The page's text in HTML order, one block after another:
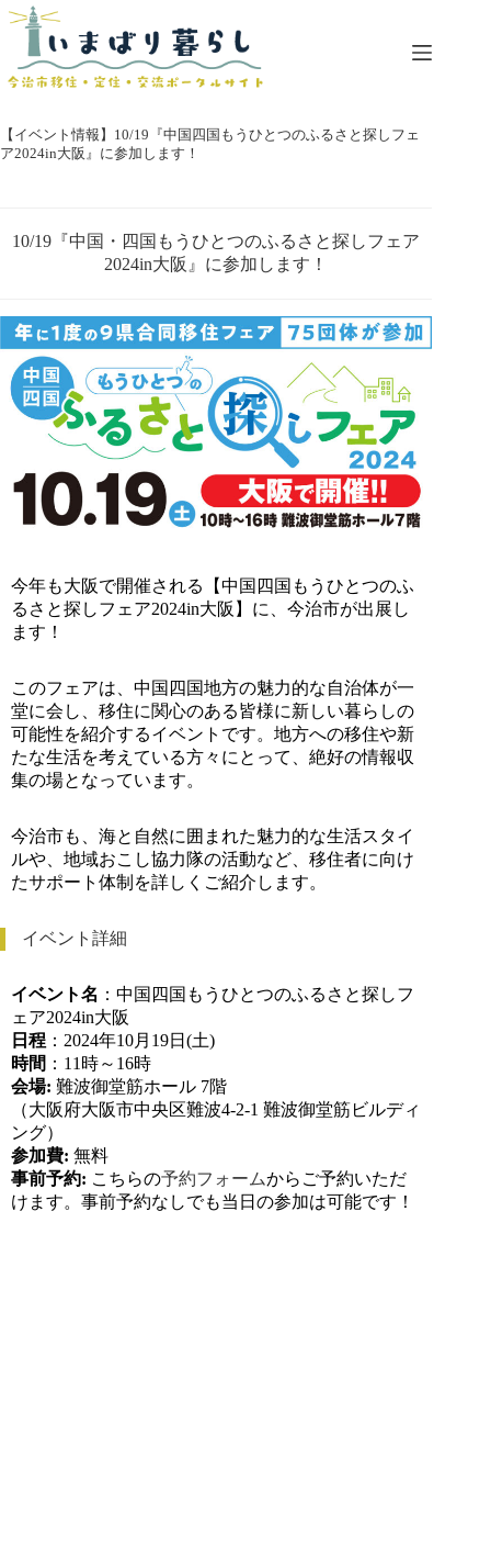
コ
ン
へ
ス
【イベント情報】10/19『中国四国もうひとつのふるさと探しフェ
ア2024in大阪』に参加します！
10/19『中国・四国もうひとつのふるさと探しフェア
2024in大阪』に参加します！
今年も大阪で開催される【中国四国もうひとつのふ
るさと探しフェア2024in大阪】に、今治市が出展し
ます！
このフェアは、中国四国地方の魅力的な自治体が一
堂に会し、移住に関心のある皆様に新しい暮らしの
可能性を紹介するイベントです。地方への移住や新
たな生活を考えている方々にとって、絶好の情報収
集の場となっています。
今治市も、海と自然に囲まれた魅力的な生活スタイ
ルや、地域おこし協力隊の活動など、移住者に向け
たサポート体制を詳しくご紹介します。
イベント詳細
イベント名 ：中国四国もうひとつのふるさと探しフ
ェア2024in大阪
日程 ：2024年10月19日(土)
時間 ：11時～16時
会場: 難波御堂筋ホール 7階
（大阪府大阪市中央区難波4-2-1 難波御堂筋ビルディ
ング）
参加費: 無料
事前予約: こちらの予約フォームからご予約いただ
けます。事前予約なしでも当日の参加は可能です！